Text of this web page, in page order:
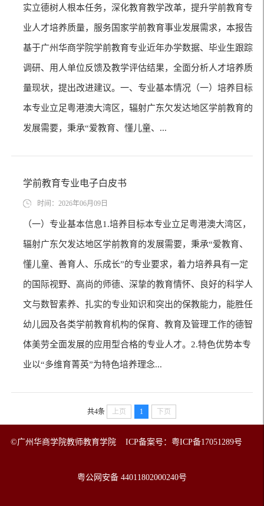
实立德树人根本任务，深化教育教学改革，提升学前教育专
业人才培养质量，服务国家学前教育事业发展需求，本报告
基于广州华商学院学前教育专业近年办学数据、毕业生跟踪
调研、用人单位反馈及教学评估结果，全面分析人才培养质
量现状，提出改进建议。一、专业基本情况（一）培养目标
本专业立足粤港澳大湾区，辐射广东欠发达地区学前教育的
发展需要，秉承“爱教育、懂儿童、...
学前教育专业电子白皮书
时间：2026年06月09日
（一）专业基本信息1.培养目标本专业立足粤港澳大湾区，
辐射广东欠发达地区学前教育的发展需要，秉承“爱教育、
懂儿童、善育人、乐成长”的专业要求，着力培养具有一定
的国际视野、高尚的师德、深挚的教育情怀、良好的科学人
文与数智素养、扎实的专业知识和突出的保教能力，能胜任
幼儿园及各类学前教育机构的保育、教育及管理工作的德智
体美劳全面发展的应用型合格的专业人才。2.特色优势本专
业以“多维育菁英”为特色培养理念...
共4条 上页 1 下页
©广州华商学院教师教育学院 ICP备案号：粤ICP备17051289号
粤公网安备 44011802000240号